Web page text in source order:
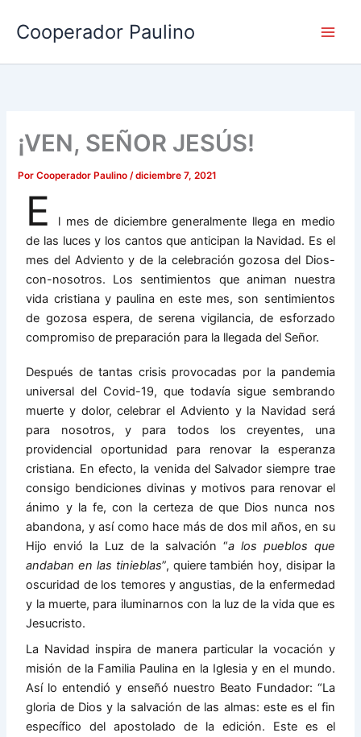
contenido
Cooperador Paulino
¡VEN, SEÑOR JESÚS!
PorCooperador Paulino/diciembre 7, 2021
E
l mes de diciembre generalmente llega en medio
de las luces y los cantos que anticipan la Navidad. Es el
mes del Adviento y de la celebración gozosa del Dios-
con-nosotros. Los sentimientos que animan nuestra
vida cristiana y paulina en este mes, son sentimientos
de gozosa espera, de serena vigilancia, de esforzado
compromiso de preparación para la llegada del Señor.
Después de tantas crisis provocadas por la pandemia
universal del Covid-19, que todavía sigue sembrando
muerte y dolor, celebrar el Adviento y la Navidad será
para nosotros, y para todos los creyentes, una
providencial oportunidad para renovar la esperanza
cristiana. En efecto, la venida del Salvador siempre trae
consigo bendiciones divinas y motivos para renovar el
ánimo y la fe, con la certeza de que Dios nunca nos
abandona, y así como hace más de dos mil años, en su
Hijo envió la Luz de la salvación “a los pueblos que
andaban en las tinieblas”, quiere también hoy, disipar la
oscuridad de los temores y angustias, de la enfermedad
y la muerte, para iluminarnos con la luz de la vida que es
Jesucristo.
La Navidad inspira de manera particular la vocación y
misión de la Familia Paulina en la Iglesia y en el mundo.
Así lo entendió y enseñó nuestro Beato Fundador: “La
gloria de Dios y la salvación de las almas: este es el fin
específico del apostolado de la edición. Este es el